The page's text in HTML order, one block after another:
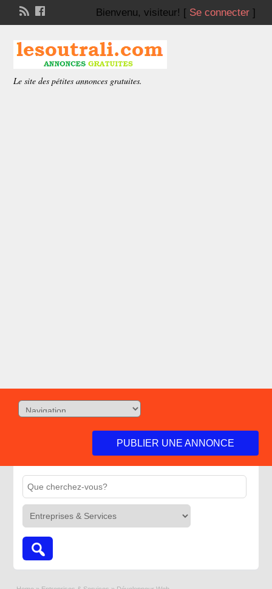
Bienvenu, visiteur! [ Se connecter]
Le site des pétites annonces gratuites.
PUBLIER UNE ANNONCE